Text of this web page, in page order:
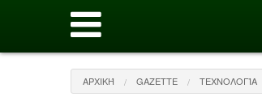
ΑΡΧΙΚΉ GAZETTE ΤΕΧΝΟΛΟΓΊΑ